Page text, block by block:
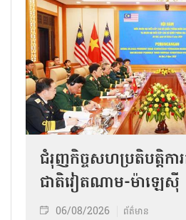
ជំរុញកិច្ចសហប្រតិបត្តិការ
ជាតិវៀតណាម-ម៉ាឡេស៊ី
06/08/2026 ព័ត៌មាន